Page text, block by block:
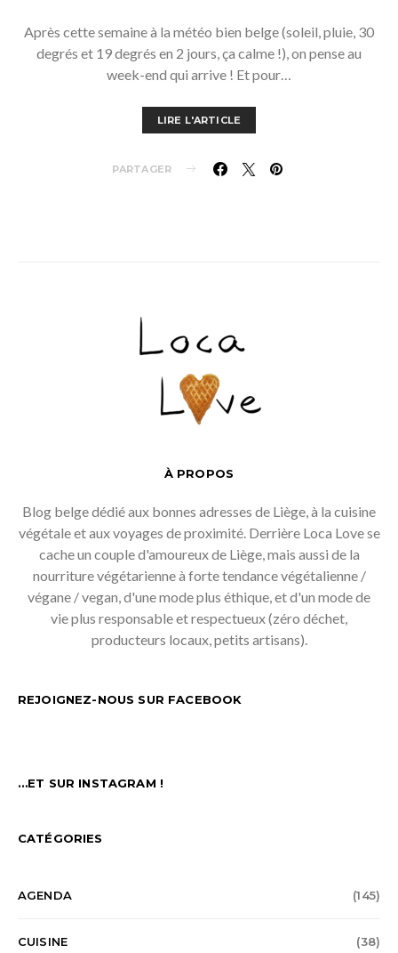
Après cette semaine à la météo bien belge (soleil, pluie, 30
degrés et 19 degrés en 2 jours, ça calme !), on pense au
week-end qui arrive ! Et pour…
LIRE L'ARTICLE
PARTAGER
À PROPOS
Blog belge dédié aux bonnes adresses de Liège, à la cuisine
végétale et aux voyages de proximité. Derrière Loca Love se
cache un couple d'amoureux de Liège, mais aussi de la
nourriture végétarienne à forte tendance végétalienne /
végane / vegan, d'une mode plus éthique, et d'un mode de
vie plus responsable et respectueux (zéro déchet,
producteurs locaux, petits artisans).
REJOIGNEZ-NOUS SUR FACEBOOK
…ET SUR INSTAGRAM !
CATÉGORIES
AGENDA (145)
CUISINE (38)